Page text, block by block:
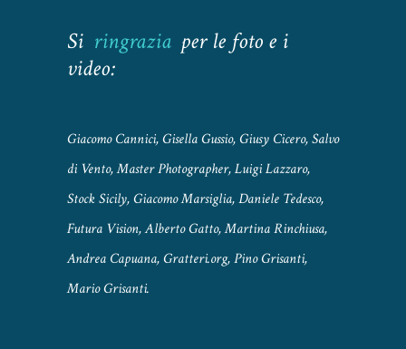
Si ringrazia per le foto e i
video:
Giacomo Cannici, Gisella Gussio, Giusy Cicero, Salvo
di Vento, Master Photographer, Luigi Lazzaro,
Stock Sicily, Giacomo Marsiglia, Daniele Tedesco,
Futura Vision, Alberto Gatto, Martina Rinchiusa,
Andrea Capuana, Gratteri.org, Pino Grisanti,
Mario Grisanti.